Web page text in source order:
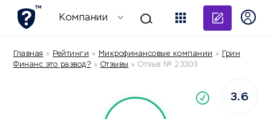
Компании
Главная » Рейтинги » Микрофинансовые компании »
Грин
Финанс это развод? » Отзывы » Отзыв № 23303
3.6